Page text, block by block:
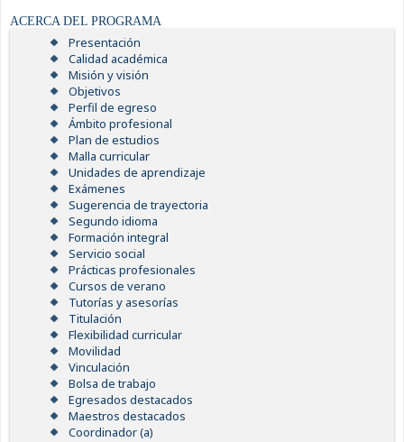
ACERCA DEL PROGRAMA
Presentación
Calidad académica
Misión y visión
Objetivos
Perfil de egreso
Ámbito profesional
Plan de estudios
Malla curricular
Unidades de aprendizaje
Exámenes
Sugerencia de trayectoria
Segundo idioma
Formación integral
Servicio social
Prácticas profesionales
Cursos de verano
Tutorías y asesorías
Titulación
Flexibilidad curricular
Movilidad
Vinculación
Bolsa de trabajo
Egresados destacados
Maestros destacados
Coordinador (a)